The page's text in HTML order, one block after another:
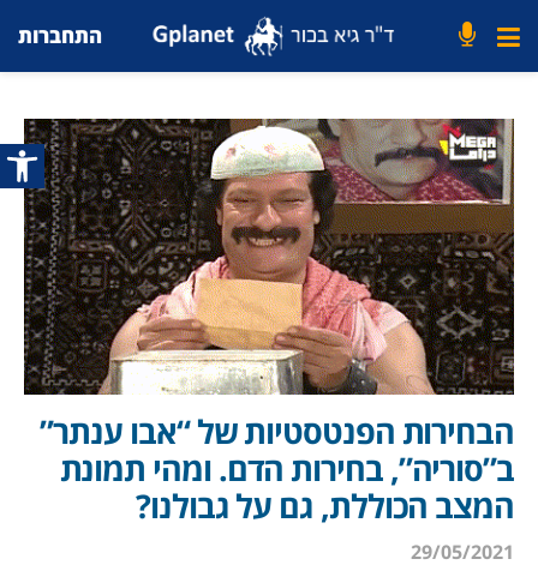
פתח
התחברות
הבחירות הפנטסטיות של “אבו ענתר”
ב”סוריה”, בחירות הדם. ומהי תמונת
המצב הכוללת, גם על גבולנו?
29/05/2021